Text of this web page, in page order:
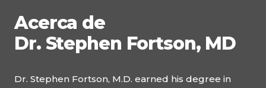
Acerca de
Dr. Stephen Fortson, MD
Dr. Stephen Fortson, M.D. earned his degree in